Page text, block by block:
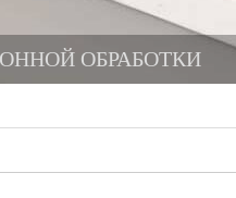
ОБРАБОТКИ